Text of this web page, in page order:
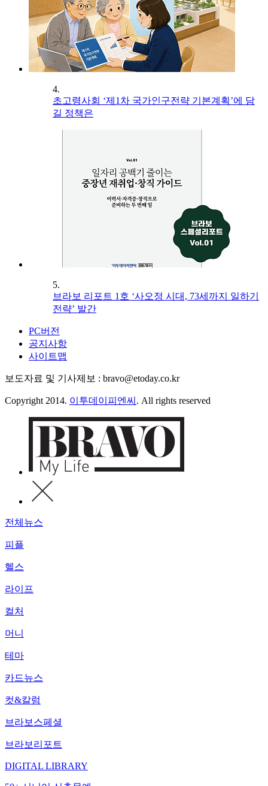
4.
초고령사회 ‘제1차 국가인구전략 기본계획’에 담
길 정책은
5.
브라보 리포트 1호 ‘사오정 시대, 73세까지 일하기
전략’ 발간
PC버전
공지사항
사이트맵
보도자료 및 기사제보 : bravo@etoday.co.kr
Copyright 2014. 이투데이피엔씨 . All rights reserved
전체뉴스
피플
헬스
라이프
컬처
머니
테마
카드뉴스
컷&칼럼
브라보스페셜
브라보리포트
DIGITAL LIBRARY